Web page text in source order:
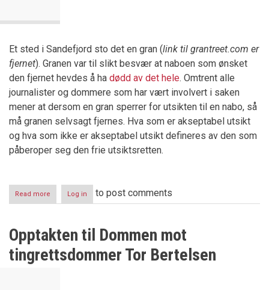
Et sted i Sandefjord sto det en gran (link til grantreet.com er
fjernet). Granen var til slikt besvær at naboen som ønsket
den fjernet hevdes å ha dødd av det hele. Omtrent alle
journalister og dommere som har vært involvert i saken
mener at dersom en gran sperrer for utsikten til en nabo, så
må granen selvsagt fjernes. Hva som er akseptabel utsikt
og hva som ikke er akseptabel utsikt defineres av den som
påberoper seg den frie utsiktsretten.
Read more about
En
besvær
kan
Log in to post comments
Opptakten til Dommen mot
tingrettsdommer Tor Bertelsen